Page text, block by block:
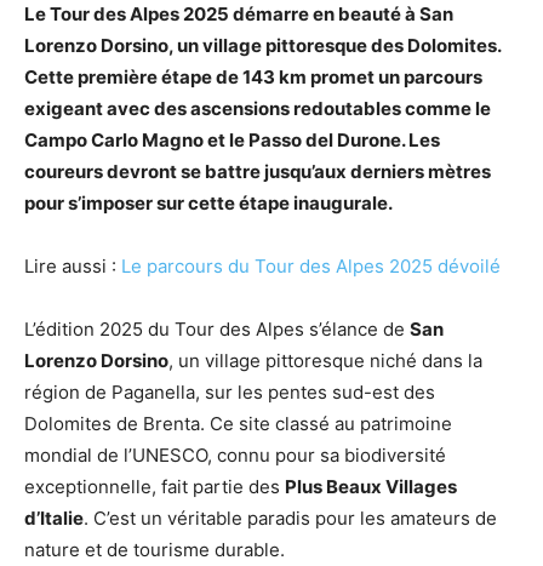
Le Tour des Alpes 2025 démarre en beauté à San
Lorenzo Dorsino, un village pittoresque des Dolomites.
Cette première étape de 143 km promet un parcours
exigeant avec des ascensions redoutables comme le
Campo Carlo Magno et le Passo del Durone. Les
coureurs devront se battre jusqu’aux derniers mètres
pour s’imposer sur cette étape inaugurale.
Lire aussi : Le parcours du Tour des Alpes 2025 dévoilé
L’édition 2025 du Tour des Alpes s’élance de San
Lorenzo Dorsino, un village pittoresque niché dans la
région de Paganella, sur les pentes sud-est des
Dolomites de Brenta. Ce site classé au patrimoine
mondial de l’UNESCO, connu pour sa biodiversité
exceptionnelle, fait partie des Plus Beaux Villages
d’Italie. C’est un véritable paradis pour les amateurs de
nature et de tourisme durable.